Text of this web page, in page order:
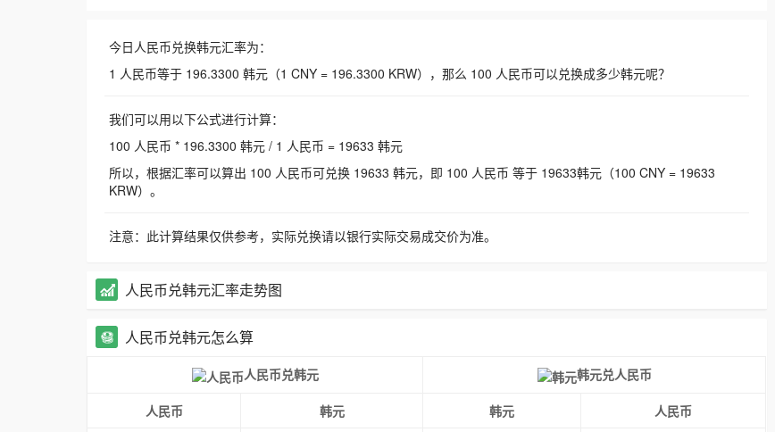
今日人民币兑换韩元汇率为：
1 人民币等于 196.3300 韩元（1 CNY = 196.3300 KRW），那么 100 人民币可以兑换成多少韩元呢？
我们可以用以下公式进行计算：
100 人民币 * 196.3300 韩元 / 1 人民币 = 19633 韩元
所以，根据汇率可以算出 100 人民币可兑换 19633 韩元，即 100 人民币 等于 19633韩元（100 CNY = 19633
KRW）。
注意：此计算结果仅供参考，实际兑换请以银行实际交易成交价为准。
人民币兑韩元汇率走势图
人民币兑韩元怎么算
人民币兑韩元 韩元兑人民币
人民币 韩元 韩元
人民币